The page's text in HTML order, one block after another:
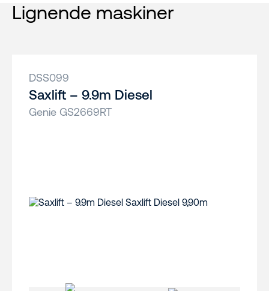
Lignende maskiner
DSS099
Saxlift – 9.9m Diesel
Genie GS2669RT